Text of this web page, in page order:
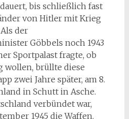
bis schließlich fast
von Hitler mit Krieg
der
Göbbels noch 1943
Sportpalast fragte, ob
wollen, brüllte diese
zwei Jahre später, am 8.
in Schutt in Asche.
verbündet war,
1945 die Waffen.